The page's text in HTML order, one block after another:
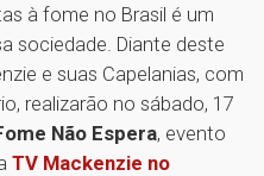
à fome no Brasil é um
sociedade. Diante deste
e suas Capelanias, com
realizarão no sábado, 17
Não Espera, evento
TV Mackenzie no